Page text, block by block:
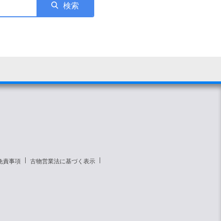
検索
責事項 古物営業法に基づく表示